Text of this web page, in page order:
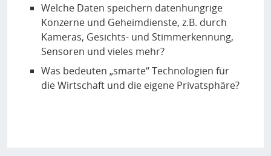
Welche Daten speichern datenhungrige
Konzerne und Geheimdienste, z.B. durch
Kameras, Gesichts- und Stimmerkennung,
Sensoren und vieles mehr?
Was bedeuten „smarte“ Technologien für
die Wirtschaft und die eigene Privatsphäre?